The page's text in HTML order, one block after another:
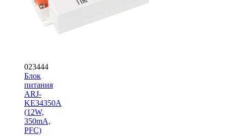
023444
Блок
питания
ARJ-
KE34350A
(12W,
350mA,
PFC)